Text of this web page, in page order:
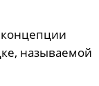
называемой